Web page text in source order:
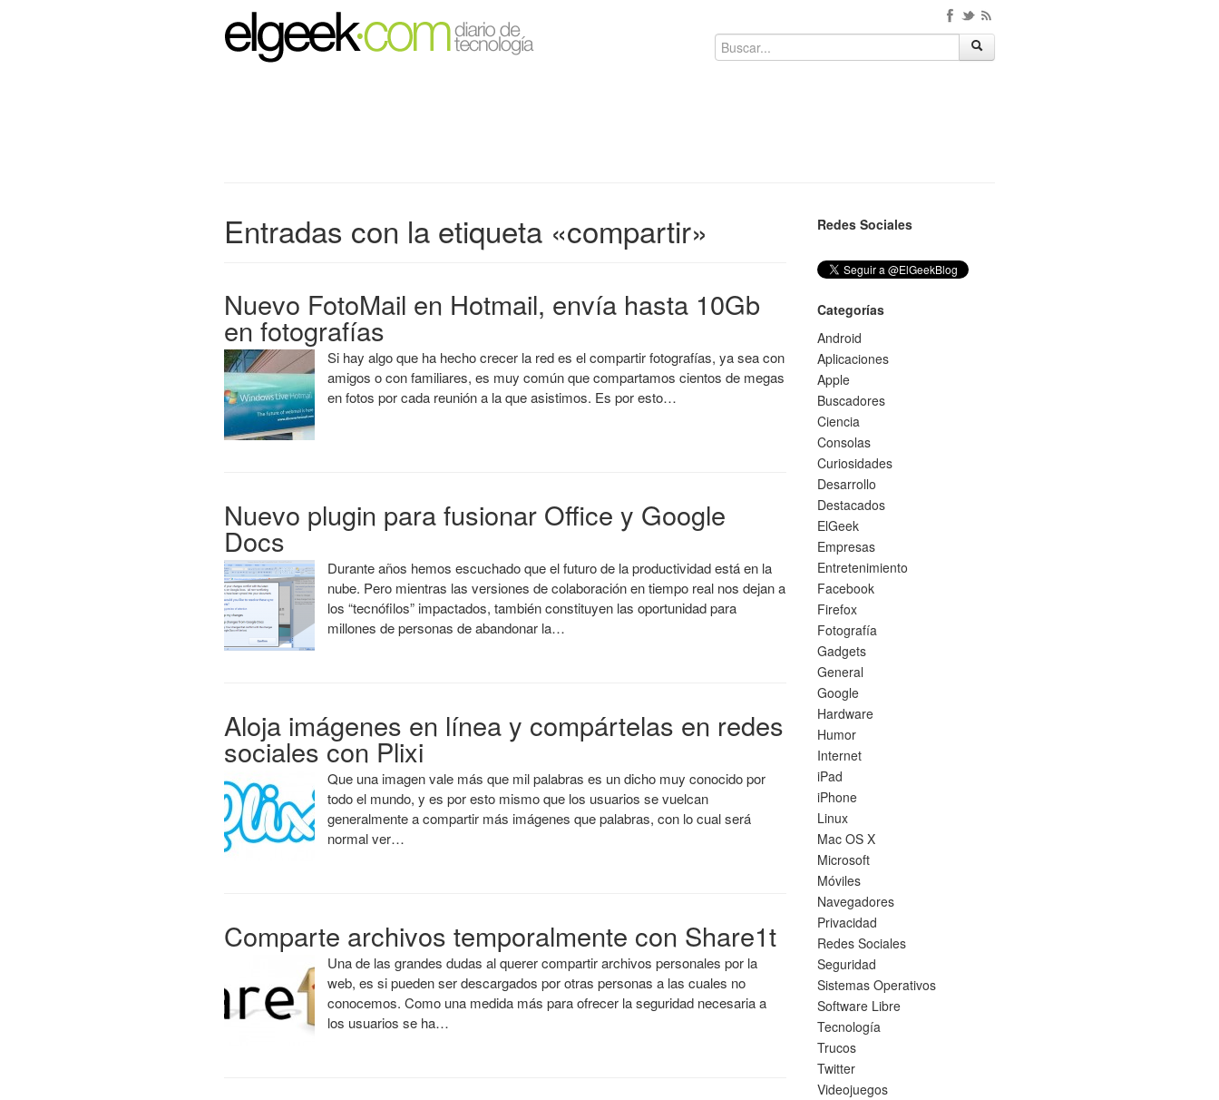
Entradas con la etiqueta «compartir»
Nuevo FotoMail en Hotmail, envía hasta 10Gb
en fotografías
Si hay algo que ha hecho crecer la red es el compartir fotografías, ya sea con
amigos o con familiares, es muy común que compartamos cientos de megas
en fotos por cada reunión a la que asistimos. Es por esto…
Nuevo plugin para fusionar Office y Google
Docs
Durante años hemos escuchado que el futuro de la productividad está en la
nube. Pero mientras las versiones de colaboración en tiempo real nos dejan a
los “tecnófilos” impactados, también constituyen las oportunidad para
millones de personas de abandonar la…
Aloja imágenes en línea y compártelas en redes
sociales con Plixi
Que una imagen vale más que mil palabras es un dicho muy conocido por
todo el mundo, y es por esto mismo que los usuarios se vuelcan
generalmente a compartir más imágenes que palabras, con lo cual será
normal ver…
Comparte archivos temporalmente con Share1t
Una de las grandes dudas al querer compartir archivos personales por la
web, es si pueden ser descargados por otras personas a las cuales no
conocemos. Como una medida más para ofrecer la seguridad necesaria a
los usuarios se ha…
Redes Sociales
Categorías
Android
Aplicaciones
Apple
Buscadores
Ciencia
Consolas
Curiosidades
Desarrollo
Destacados
ElGeek
Empresas
Entretenimiento
Facebook
Firefox
Fotografía
Gadgets
General
Google
Hardware
Humor
Internet
iPad
iPhone
Linux
Mac OS X
Microsoft
Móviles
Navegadores
Privacidad
Redes Sociales
Seguridad
Sistemas Operativos
Software Libre
Tecnología
Trucos
Twitter
Videojuegos